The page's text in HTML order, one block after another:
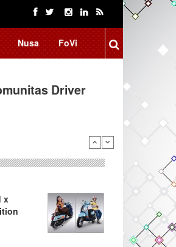
Nusa FoVi
Driver
x